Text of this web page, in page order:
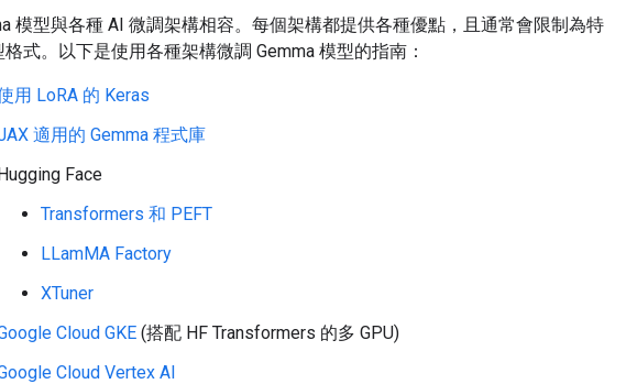
模型與各種 AI 微調架構相容。每個架構都提供各種優點，且通常會限制為特
格式。以下是使用各種架構微調 Gemma 模型的指南：
用 LoRA 的 Keras
適用的 Gemma 程式庫
Face
Transformers 和 PEFT
LLamMA Factory
XTuner
Cloud GKE (搭配 HF Transformers 的多 GPU)
Cloud Vertex AI